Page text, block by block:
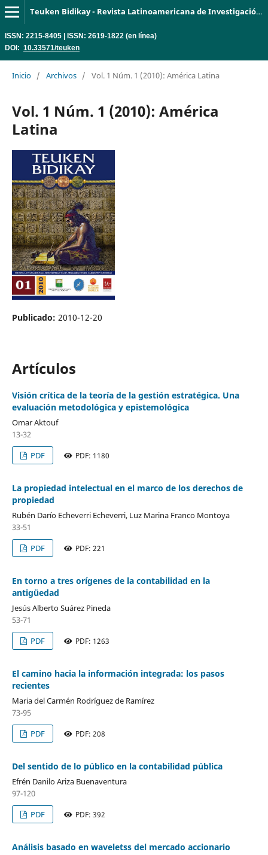
Teuken Bidikay - Revista Latinoamericana de Investigación en Organizaciones, Ambiente y Sociedad
ISSN: 2215-8405 | ISSN: 2619-1822 (en línea)
DOI: 10.33571/teuken
Inicio / Archivos / Vol. 1 Núm. 1 (2010): América Latina
Vol. 1 Núm. 1 (2010): América
Latina
Publicado: 2010-12-20
Artículos
Visión crítica de la teoría de la gestión estratégica. Una
evaluación metodológica y epistemológica
Omar Aktouf
13-32
PDF
PDF: 1180
La propiedad intelectual en el marco de los derechos de
propiedad
Rubén Darío Echeverri Echeverri, Luz Marina Franco Montoya
33-51
PDF
PDF: 221
En torno a tres orígenes de la contabilidad en la
antigüedad
Jesús Alberto Suárez Pineda
53-71
PDF
PDF: 1263
El camino hacia la información integrada: los pasos
recientes
Maria del Carmén Rodríguez de Ramírez
73-95
PDF
PDF: 208
Del sentido de lo público en la contabilidad pública
Efrén Danilo Ariza Buenaventura
97-120
PDF
PDF: 392
Análisis basado en waveletss del mercado accionario